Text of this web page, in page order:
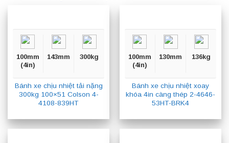
100mm
(4in)
143mm 300kg
Bánh xe chịu nhiệt tải nặng
300kg 100×51 Colson 4-
4108-839HT
100mm
(4in)
130mm 136kg
Bánh xe chịu nhiệt xoay
khóa 4in càng thép 2-4646-
53HT-BRK4